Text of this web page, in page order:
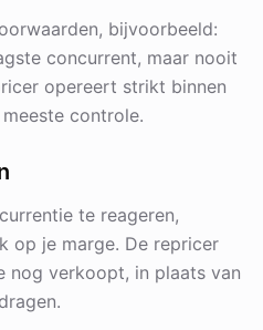
bijvoorbeeld:
concurrent, maar nooit
opereert strikt binnen
controle.
te reageren,
op je marge. De repricer
nog verkoopt, in plaats van